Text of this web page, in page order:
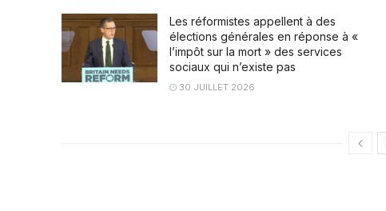
Les réformistes appellent à des
élections générales en réponse à «
l’impôt sur la mort » des services
sociaux qui n’existe pas
30 JUILLET 2026